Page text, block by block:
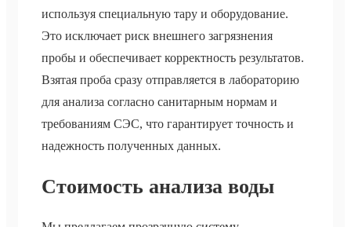
используя специальную тару и оборудование.
Это исключает риск внешнего загрязнения
пробы и обеспечивает корректность результатов.
Взятая проба сразу отправляется в лабораторию
для анализа согласно санитарным нормам и
требованиям СЭС, что гарантирует точность и
надежность полученных данных.
Стоимость анализа воды